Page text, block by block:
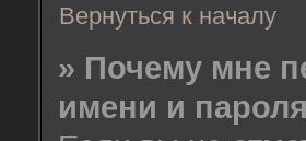
Вернуться к началу
» Почему мне
имени и